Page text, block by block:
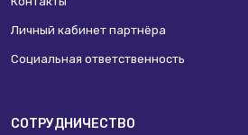
Личный кабинет партнёра
Социальная ответственность
СОТРУДНИЧЕСТВО